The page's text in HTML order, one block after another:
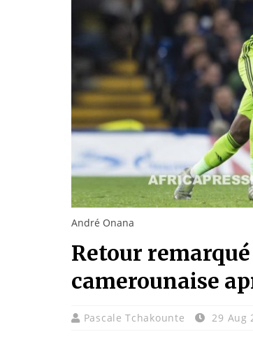
André Onana
Retour
camerounaise
Pascale Tchakounte 29 Aug